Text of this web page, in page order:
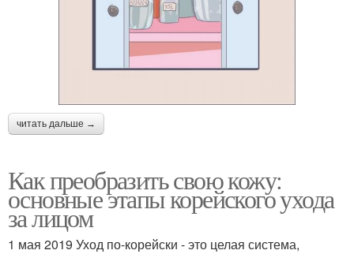
читать дальше →
Как преобразить свою кожу:
основные этапы корейского ухода
за лицом
1 мая 2019 Уход по-корейски - это целая система,